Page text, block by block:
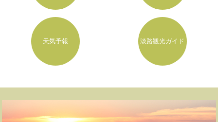
天気予報 淡路観光ガイド